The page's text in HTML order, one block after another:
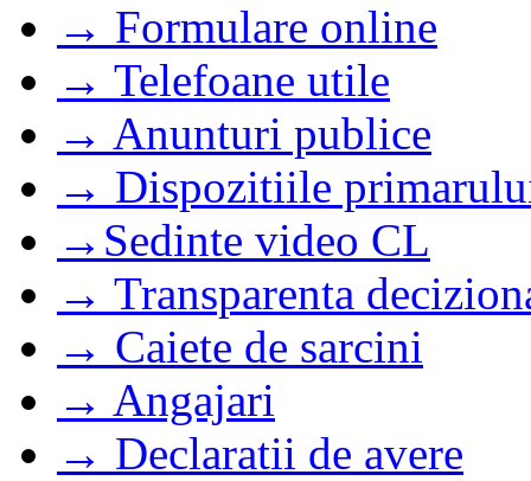
→ Formulare online
→ Telefoane utile
→ Anunturi publice
→ Dispozitiile
→Sedinte video CL
→ Transparenta
→ Caiete de sarcini
→ Angajari
→ Declaratii de avere